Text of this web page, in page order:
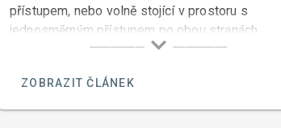
přístupem, nebo volně stojící v prostoru s
jednosměrným přístupem po obou stranách,
případně kulaté „ostrůvky“ s přístupem se všech
ZOBRAZIT ČLÁNEK